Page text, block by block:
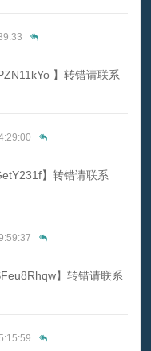
】转错请联系
】转错请联系
】转错请联系